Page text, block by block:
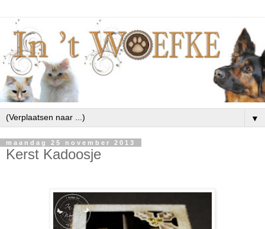
▼
maandag 25 november 2013
Kerst Kadoosje